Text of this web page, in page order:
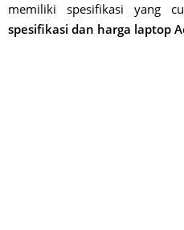
memiliki spesifikasi yang
spesifikasi dan harga laptop